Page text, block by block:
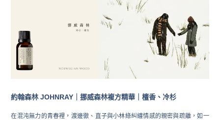
約翰森林 JOHNRAY｜挪威森林複方精華｜檀香、冷杉
在混沌無力的青春裡，渡邊徹、直子與小林綠糾纏情感的親密與疏離，如一